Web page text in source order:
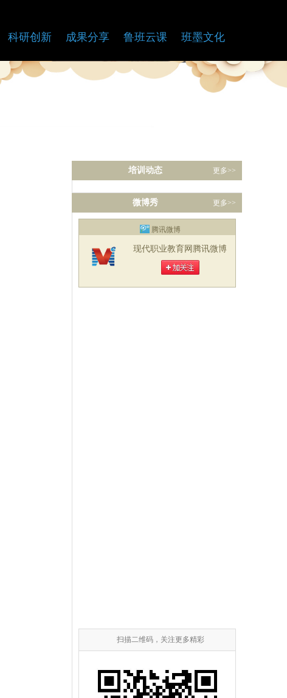
科研创新 成果分享 鲁班云课 班墨文化
更多>>
培训动态
更多>>
微博秀
腾讯微博
现代职业教育网腾讯微博
扫描二维码，关注更多精彩